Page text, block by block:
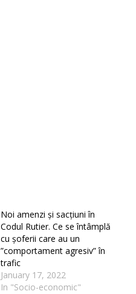
Noi amenzi și sacțiuni în
Codul Rutier. Ce se întâmplă
cu șoferii care au un
”comportament agresiv” în
trafic
January 17, 2022
In "Socio-economic"